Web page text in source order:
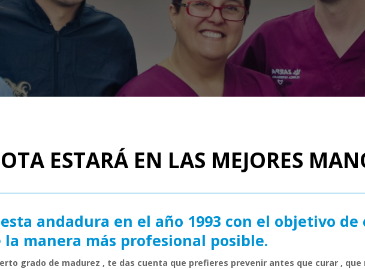
ESTARÁ EN LAS MEJORES
esta andadura en el año 1993 con el objetivo
la manera más profesional posible.
grado de madurez , te das cuenta que prefieres prevenir antes que curar ,